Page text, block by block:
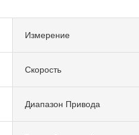
Измерение
Скорость
Диапазон Привода